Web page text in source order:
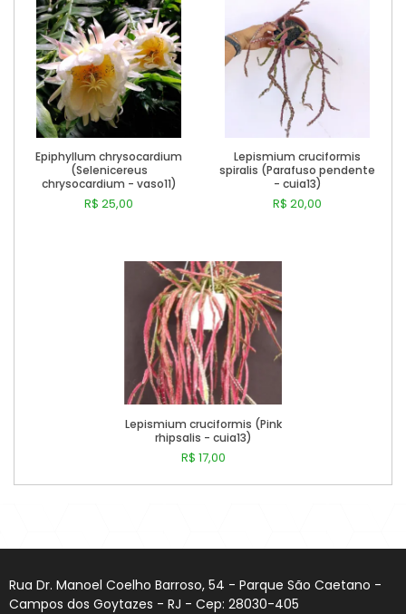
Epiphyllum chrysocardium
(Selenicereus
chrysocardium - vaso11)
R$ 25,00
Lepismium cruciformis
spiralis (Parafuso pendente
- cuia13)
R$ 20,00
Lepismium cruciformis (Pink
rhipsalis - cuia13)
R$ 17,00
Rua Dr. Manoel Coelho Barroso, 54 - Parque São Caetano -
Campos dos Goytazes - RJ - Cep: 28030-405